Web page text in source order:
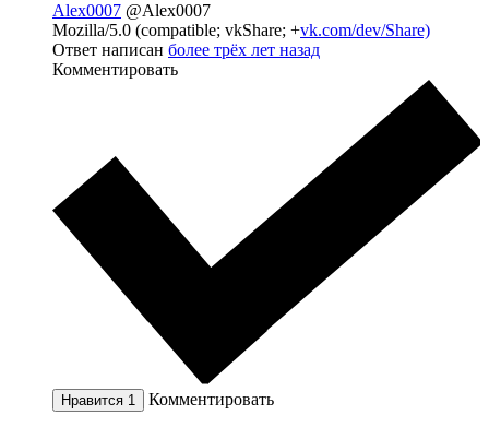
Alex0007 @Alex0007
Mozilla/5.0 (compatible; vkShare; +vk.com/dev/Share)
Ответ написан более трёх лет назад
Комментировать
Нравится 1 Комментировать